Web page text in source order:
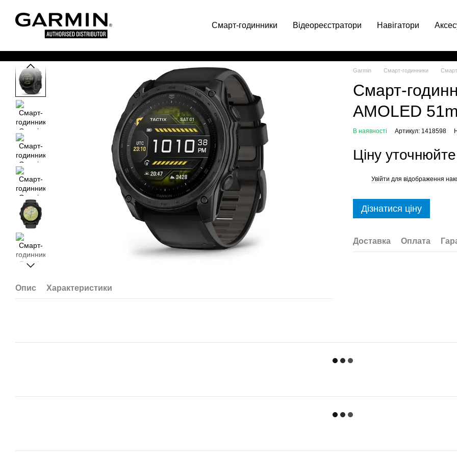
Смарт-годинники Відеореєстратори Навігатори
Опис Характеристики
Garmin Смарт-годинники
Смарт-
AMOLED
В наявності Артикул: 1418598
Ціну уточнюйте
Увійти для відображення
Дізнатися ціну
Доставка Оплата